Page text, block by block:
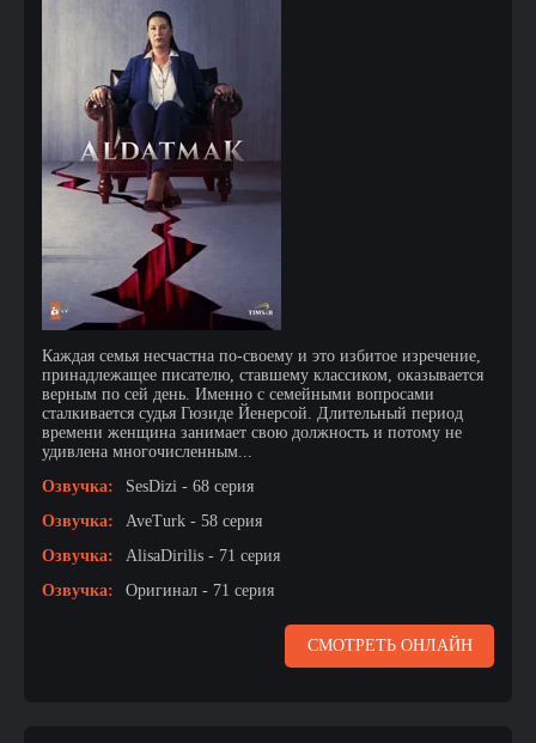
Каждая семья несчастна по-своему и это избитое изречение,
принадлежащее писателю, ставшему классиком, оказывается
верным по сей день. Именно с семейными вопросами
сталкивается судья Гюзиде Йенерсой. Длительный период
времени женщина занимает свою должность и потому не
удивлена многочисленным...
Озвучка:
SesDizi - 68 серия
Озвучка:
AveTurk - 58 серия
Озвучка:
AlisaDirilis - 71 серия
Озвучка:
Оригинал - 71 серия
СМОТРЕТЬ ОНЛАЙН